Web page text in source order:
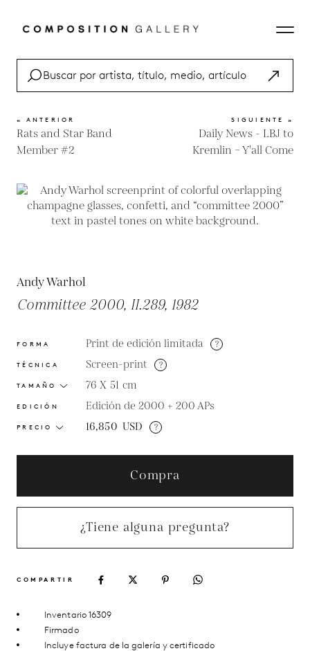
« ANTERIOR
Rats and Star Band
Member #2
SIGUIENTE »
Daily News - LBJ to
Kremlin – Y'all Come
Andy Warhol
Committee 2000, II.289, 1982
FORMA Print de edición limitada ?
TÉCNICA Screen-print ?
TAMAÑO 76 X 51 cm
EDICIÓN Edición de 2000 + 200 APs
PRECIO 16,850 USD ?
Compra
¿Tiene alguna pregunta?
COMPARTIR
Inventario 16309
Firmado
Incluye factura de la galería y certificado